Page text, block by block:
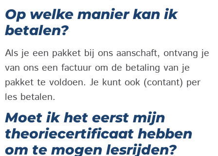
Op welke manier kan ik
betalen?
Als je een pakket bij ons aanschaft, ontvang je
van ons een factuur om de betaling van je
pakket te voldoen. Je kunt ook (contant) per
les betalen.
Moet ik het eerst mijn
theoriecertificaat hebben
om te mogen lesrijden?